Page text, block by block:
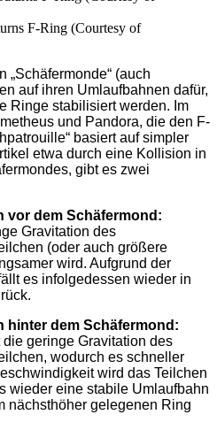
F-Ring (Courtesy of
„Schäfermonde“ (auch
auf ihren Umlaufbahnen dafür,
Ringe stabilisiert werden. Im
und Pandora, die den F-
basiert auf simpler
etwa durch eine Kollision in
gibt es zwei
vor dem Schäfermond:
Gravitation des
(oder auch größere
wird. Aufgrund der
es infolgedessen wieder in
hinter dem Schäfermond:
geringe Gravitation des
wodurch es schneller
wird das Teilchen
wieder eine stabile Umlaufbahn
nächsthöher gelegenen Ring